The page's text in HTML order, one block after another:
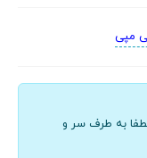
مپی
به طرف سر و